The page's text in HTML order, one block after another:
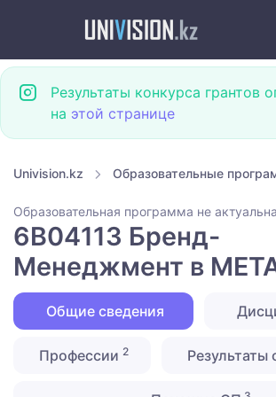
Результаты конкурса грантов
на этой странице
Univision.kz Образовательные
Образовательная программа не актуальна
6B04113 Бренд-
Менеджмент в
Общие сведения
Профессии 2 Результаты